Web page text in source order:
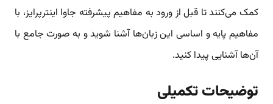
کمک می‌کنند تا قبل از ورود به مفاهیم پیشرفته جاوا اینترپرایز، با
مفاهیم پایه و اساسی این زبان‌ها آشنا شوید و به صورت جامع با
آن‌ها آشنایی پیدا کنید.
توضیحات تکمیلی